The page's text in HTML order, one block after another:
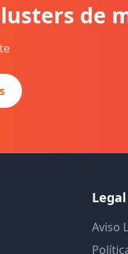
de
Legal
Aviso